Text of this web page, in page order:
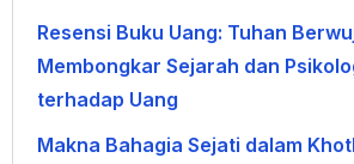
Resensi Buku Uang: Tuhan
Membongkar Sejarah dan
terhadap Uang
Makna Bahagia Sejati dalam